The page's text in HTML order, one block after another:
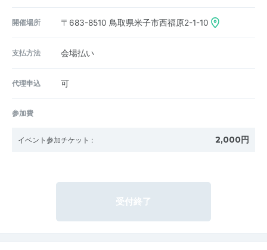
開催場所 〒683-8510 鳥取県米子市西福原2-1-10
支払方法 会場払い
代理申込 可
参加費
イベント参加チケット : 2,000円
受付終了